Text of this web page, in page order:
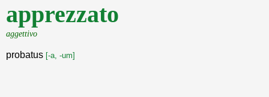
apprezzato
aggettivo
probatus [-a, -um]